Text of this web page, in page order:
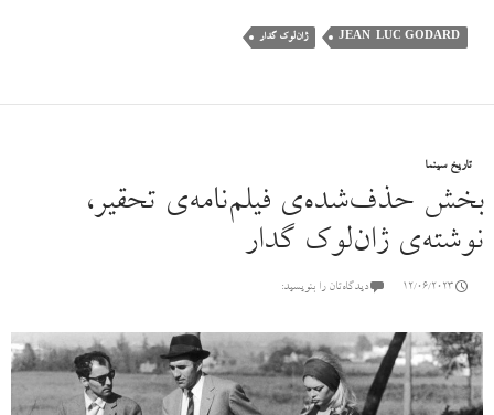
JEAN-LUC GODARD ژان‌لوک گدار
تاریخ سینما
بخش حذف‌شده‌ی فیلم‌نامه‌ی تحقیر،
نوشته‌ی ژان‌لوک گدار
12/06/2023 دیدگاه‌تان را بنویسید: